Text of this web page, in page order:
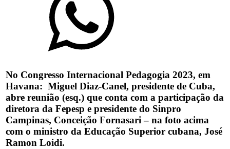
No Congresso Internacional Pedagogia 2023, em
Havana: Miguel Diaz-Canel, presidente de Cuba,
abre reunião (esq.) que conta com a participação da
diretora da Fepesp e presidente do Sinpro
Campinas, Conceição Fornasari – na foto acima
com o ministro da Educação Superior cubana, José
Ramon Loidi.